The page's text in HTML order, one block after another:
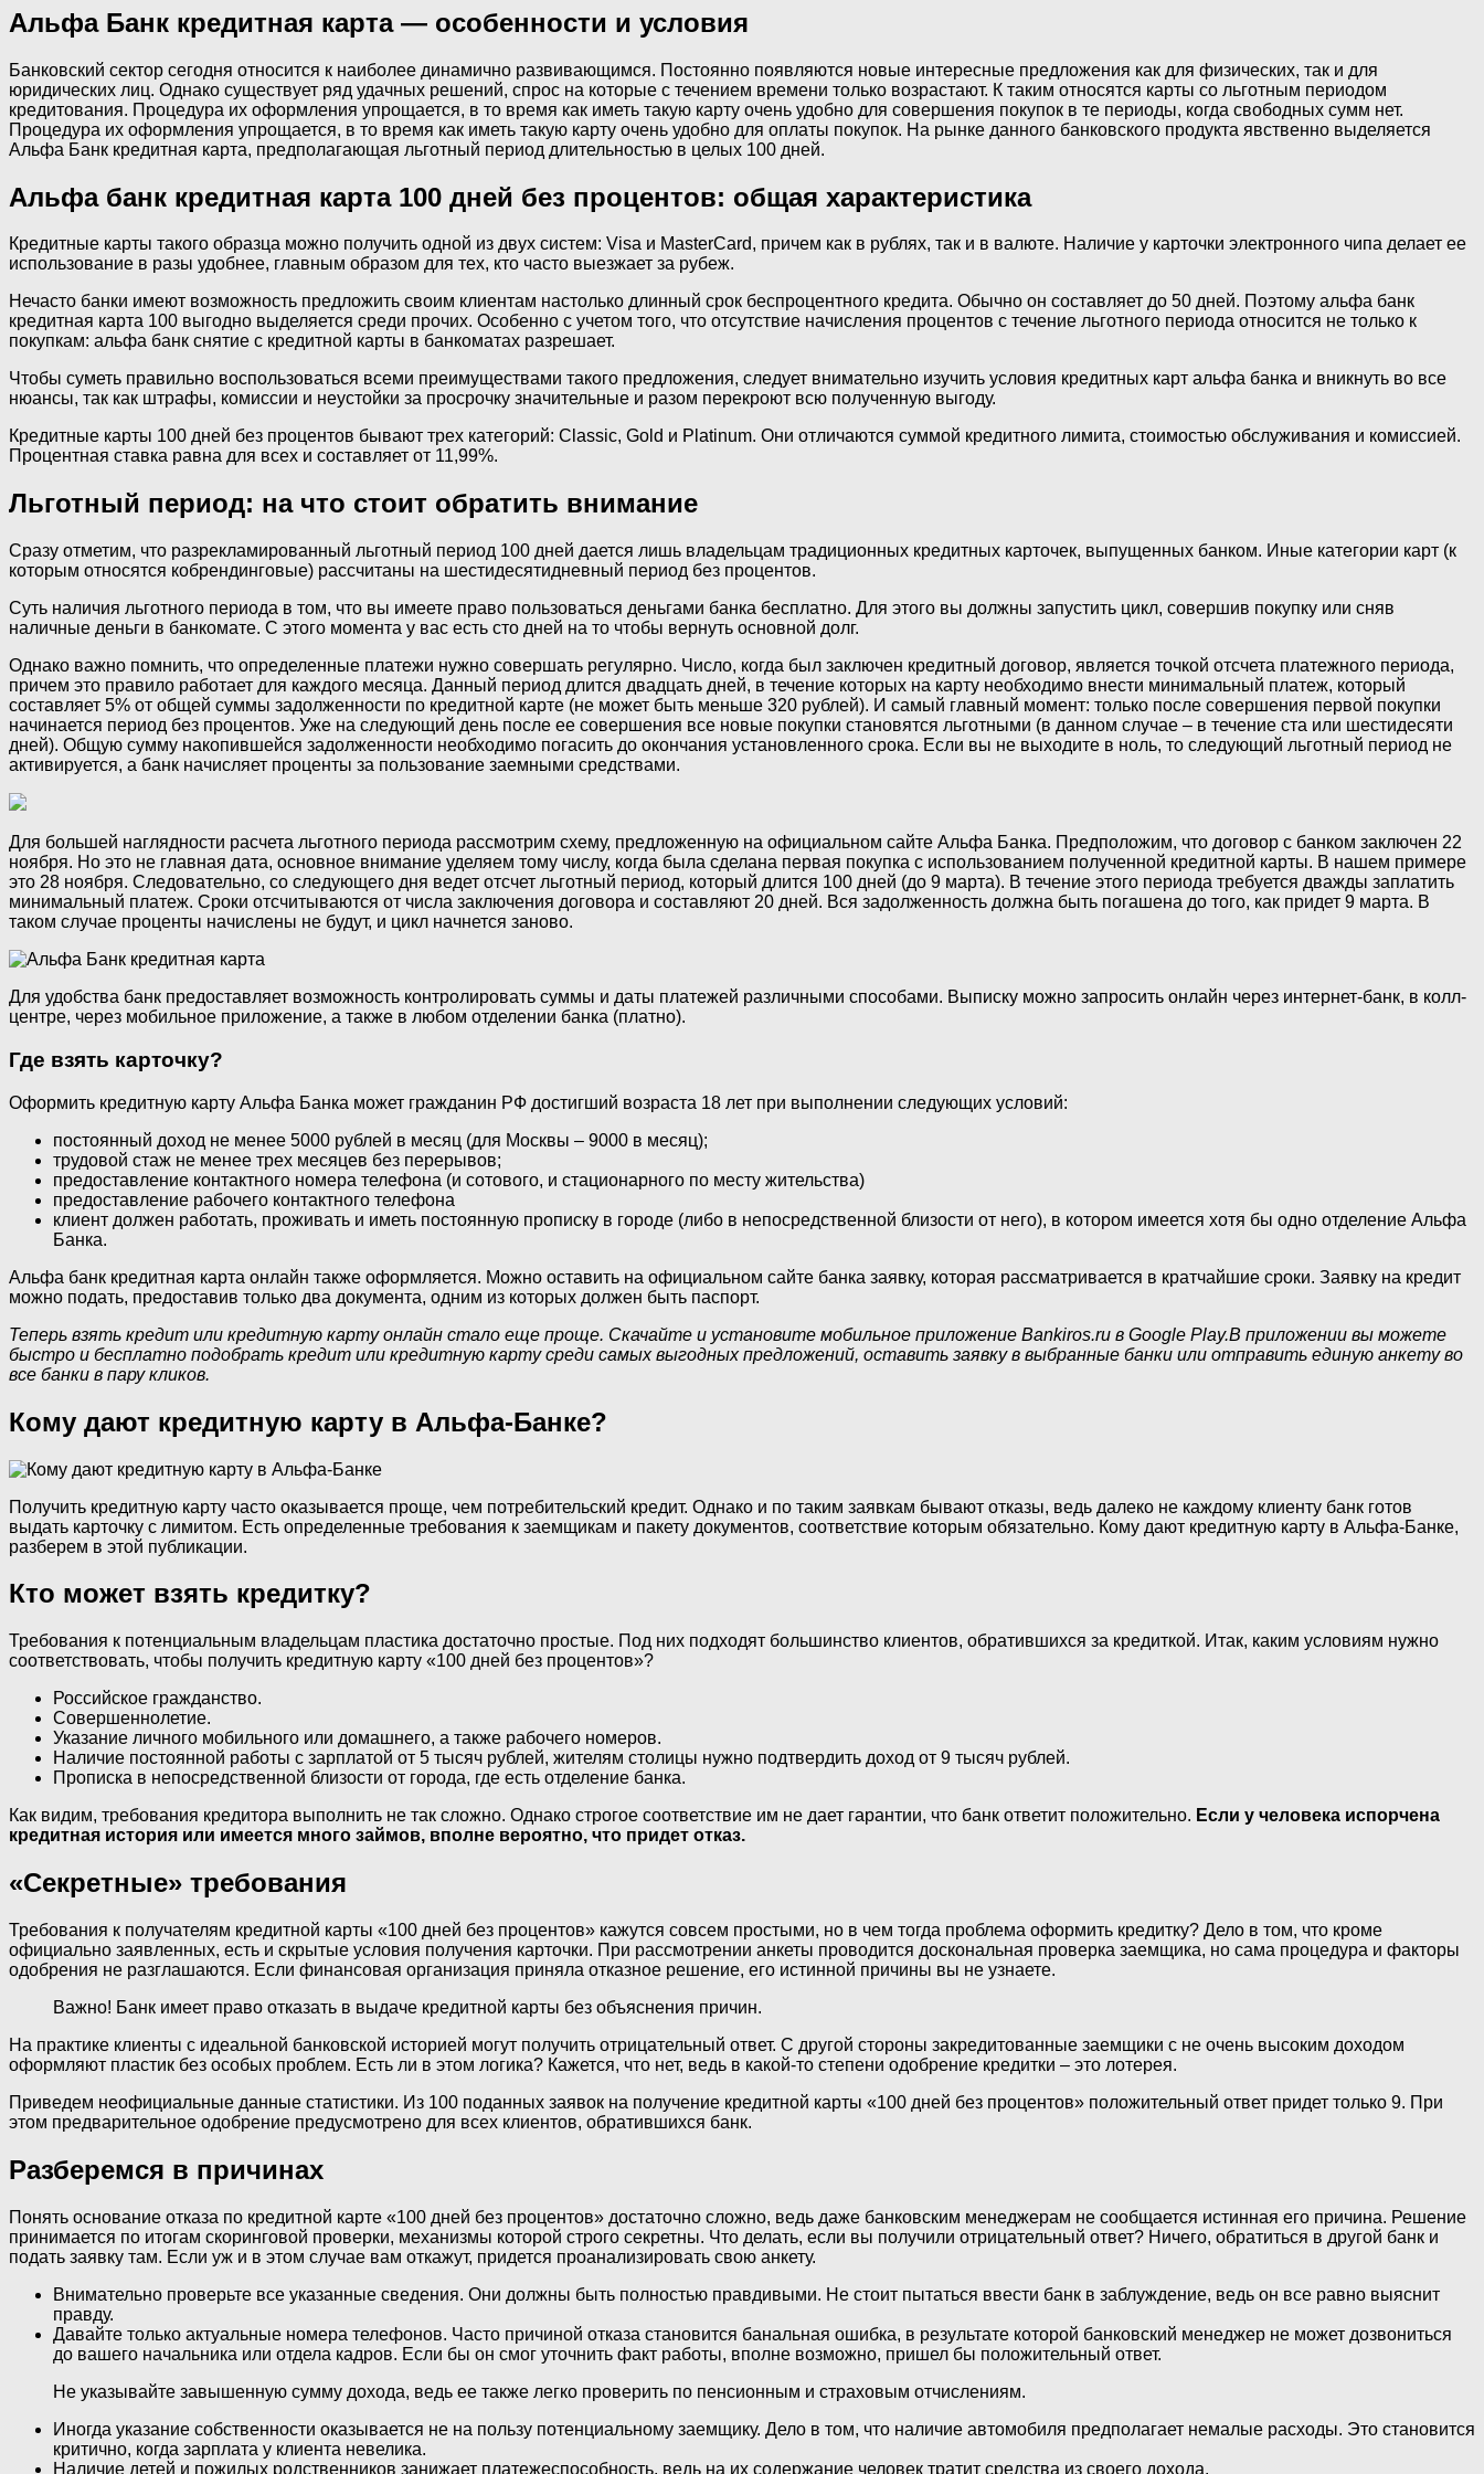
​Альфа Банк кредитная карта — особенности и условия
Банковский сектор сегодня относится к наиболее динамично развивающимся. Постоянно появляются новые интересные предложения как для физических, так и для
юридических лиц. Однако существует ряд удачных решений, спрос на которые с течением времени только возрастают. К таким относятся карты со льготным периодом
кредитования. Процедура их оформления упрощается, в то время как иметь такую карту очень удобно для совершения покупок в те периоды, когда свободных сумм нет.
Процедура их оформления упрощается, в то время как иметь такую карту очень удобно для оплаты покупок. На рынке данного банковского продукта явственно выделяется
Альфа Банк кредитная карта, предполагающая льготный период длительностью в целых 100 дней.
Альфа банк кредитная карта 100 дней без процентов: общая характеристика
Кредитные карты такого образца можно получить одной из двух систем: Visa и MasterCard, причем как в рублях, так и в валюте. Наличие у карточки электронного чипа делает ее
использование в разы удобнее, главным образом для тех, кто часто выезжает за рубеж.
Нечасто банки имеют возможность предложить своим клиентам настолько длинный срок беспроцентного кредита. Обычно он составляет до 50 дней. Поэтому альфа банк
кредитная карта 100 выгодно выделяется среди прочих. Особенно с учетом того, что отсутствие начисления процентов с течение льготного периода относится не только к
покупкам: альфа банк снятие с кредитной карты в банкоматах разрешает.
Чтобы суметь правильно воспользоваться всеми преимуществами такого предложения, следует внимательно изучить условия кредитных карт альфа банка и вникнуть во все
нюансы, так как штрафы, комиссии и неустойки за просрочку значительные и разом перекроют всю полученную выгоду.
Кредитные карты 100 дней без процентов бывают трех категорий: Classic, Gold и Platinum. Они отличаются суммой кредитного лимита, стоимостью обслуживания и комиссией.
Процентная ставка равна для всех и составляет от 11,99%.
Льготный период: на что стоит обратить внимание
Сразу отметим, что разрекламированный льготный период 100 дней дается лишь владельцам традиционных кредитных карточек, выпущенных банком. Иные категории карт (к
которым относятся кобрендинговые) рассчитаны на шестидесятидневный период без процентов.
Суть наличия льготного периода в том, что вы имеете право пользоваться деньгами банка бесплатно. Для этого вы должны запустить цикл, совершив покупку или сняв
наличные деньги в банкомате. С этого момента у вас есть сто дней на то чтобы вернуть основной долг.
Однако важно помнить, что определенные платежи нужно совершать регулярно. Число, когда был заключен кредитный договор, является точкой отсчета платежного периода,
причем это правило работает для каждого месяца. Данный период длится двадцать дней, в течение которых на карту необходимо внести минимальный платеж, который
составляет 5% от общей суммы задолженности по кредитной карте (не может быть меньше 320 рублей). И самый главный момент: только после совершения первой покупки
начинается период без процентов. Уже на следующий день после ее совершения все новые покупки становятся льготными (в данном случае – в течение ста или шестидесяти
дней). Общую сумму накопившейся задолженности необходимо погасить до окончания установленного срока. Если вы не выходите в ноль, то следующий льготный период не
активируется, а банк начисляет проценты за пользование заемными средствами.
Для большей наглядности расчета льготного периода рассмотрим схему, предложенную на официальном сайте Альфа Банка. Предположим, что договор с банком заключен 22
ноября. Но это не главная дата, основное внимание уделяем тому числу, когда была сделана первая покупка с использованием полученной кредитной карты. В нашем примере
это 28 ноября. Следовательно, со следующего дня ведет отсчет льготный период, который длится 100 дней (до 9 марта). В течение этого периода требуется дважды заплатить
минимальный платеж. Сроки отсчитываются от числа заключения договора и составляют 20 дней. Вся задолженность должна быть погашена до того, как придет 9 марта. В
таком случае проценты начислены не будут, и цикл начнется заново.
Для удобства банк предоставляет возможность контролировать суммы и даты платежей различными способами. Выписку можно запросить онлайн через интернет-банк, в колл-
центре, через мобильное приложение, а также в любом отделении банка (платно).
Где взять карточку?
Оформить кредитную карту Альфа Банка может гражданин РФ достигший возраста 18 лет при выполнении следующих условий:
постоянный доход не менее 5000 рублей в месяц (для Москвы – 9000 в месяц);
трудовой стаж не менее трех месяцев без перерывов;
предоставление контактного номера телефона (и сотового, и стационарного по месту жительства)
предоставление рабочего контактного телефона
клиент должен работать, проживать и иметь постоянную прописку в городе (либо в непосредственной близости от него), в котором имеется хотя бы одно отделение Альфа
Банка.
Альфа банк кредитная карта онлайн также оформляется. Можно оставить на официальном сайте банка заявку, которая рассматривается в кратчайшие сроки. Заявку на кредит
можно подать, предоставив только два документа, одним из которых должен быть паспорт.
Теперь взять кредит или кредитную карту онлайн стало еще проще. Скачайте и установите мобильное приложение Bankiros.ru в Google Play.В приложении вы можете
быстро и бесплатно подобрать кредит или кредитную карту среди самых выгодных предложений, оставить заявку в выбранные банки или отправить единую анкету во
все банки в пару кликов.
Кому дают кредитную карту в Альфа-Банке?
Получить кредитную карту часто оказывается проще, чем потребительский кредит. Однако и по таким заявкам бывают отказы, ведь далеко не каждому клиенту банк готов
выдать карточку с лимитом. Есть определенные требования к заемщикам и пакету документов, соответствие которым обязательно. Кому дают кредитную карту в Альфа-Банке,
разберем в этой публикации.
Кто может взять кредитку?
Требования к потенциальным владельцам пластика достаточно простые. Под них подходят большинство клиентов, обратившихся за кредиткой. Итак, каким условиям нужно
соответствовать, чтобы получить кредитную карту «100 дней без процентов»?
Российское гражданство.
Совершеннолетие.
Указание личного мобильного или домашнего, а также рабочего номеров.
Наличие постоянной работы с зарплатой от 5 тысяч рублей, жителям столицы нужно подтвердить доход от 9 тысяч рублей.
Прописка в непосредственной близости от города, где есть отделение банка.
Как видим, требования кредитора выполнить не так сложно. Однако строгое соответствие им не дает гарантии, что банк ответит положительно. Если у человека испорчена
кредитная история или имеется много займов, вполне вероятно, что придет отказ.
«Секретные» требования
Требования к получателям кредитной карты «100 дней без процентов» кажутся совсем простыми, но в чем тогда проблема оформить кредитку? Дело в том, что кроме
официально заявленных, есть и скрытые условия получения карточки. При рассмотрении анкеты проводится доскональная проверка заемщика, но сама процедура и факторы
одобрения не разглашаются. Если финансовая организация приняла отказное решение, его истинной причины вы не узнаете.
Важно! Банк имеет право отказать в выдаче кредитной карты без объяснения причин.
На практике клиенты с идеальной банковской историей могут получить отрицательный ответ. С другой стороны закредитованные заемщики с не очень высоким доходом
оформляют пластик без особых проблем. Есть ли в этом логика? Кажется, что нет, ведь в какой-то степени одобрение кредитки – это лотерея.
Приведем неофициальные данные статистики. Из 100 поданных заявок на получение кредитной карты «100 дней без процентов» положительный ответ придет только 9. При
этом предварительное одобрение предусмотрено для всех клиентов, обратившихся банк.
Разберемся в причинах
Понять основание отказа по кредитной карте «100 дней без процентов» достаточно сложно, ведь даже банковским менеджерам не сообщается истинная его причина. Решение
принимается по итогам скоринговой проверки, механизмы которой строго секретны. Что делать, если вы получили отрицательный ответ? Ничего, обратиться в другой банк и
подать заявку там. Если уж и в этом случае вам откажут, придется проанализировать свою анкету.
Внимательно проверьте все указанные сведения. Они должны быть полностью правдивыми. Не стоит пытаться ввести банк в заблуждение, ведь он все равно выяснит
правду.
Давайте только актуальные номера телефонов. Часто причиной отказа становится банальная ошибка, в результате которой банковский менеджер не может дозвониться
до вашего начальника или отдела кадров. Если бы он смог уточнить факт работы, вполне возможно, пришел бы положительный ответ.
Не указывайте завышенную сумму дохода, ведь ее также легко проверить по пенсионным и страховым отчислениям.
Иногда указание собственности оказывается не на пользу потенциальному заемщику. Дело в том, что наличие автомобиля предполагает немалые расходы. Это становится
критично, когда зарплата у клиента невелика.
Наличие детей и пожилых родственников занижает платежеспособность, ведь на их содержание человек тратит средства из своего дохода.